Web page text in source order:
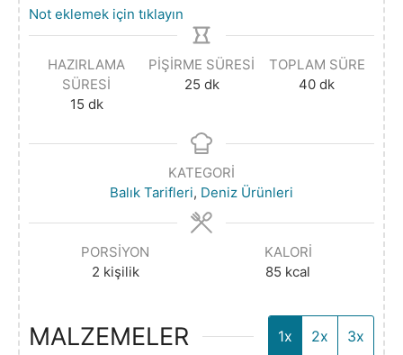
Not eklemek için tıklayın
HAZIRLAMA
SÜRESI
15 dk
PIŞIRME SÜRESI
25 dk
TOPLAM SÜRE
40 dk
KATEGORI
Balık Tarifleri, Deniz Ürünleri
PORSIYON
2 kişilik
KALORI
85 kcal
MALZEMELER 1x 2x 3x